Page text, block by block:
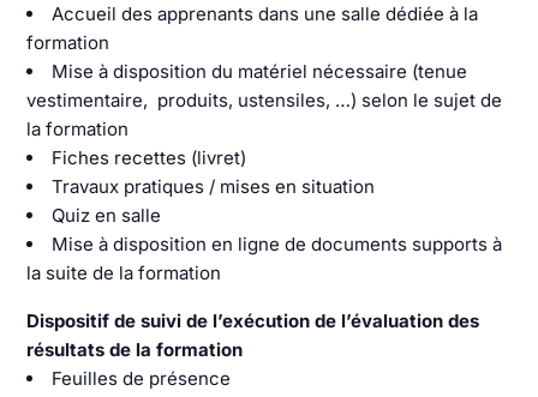
Accueil des apprenants dans une salle dédiée à la
formation
Mise à disposition du matériel nécessaire (tenue
vestimentaire, produits, ustensiles, …) selon le sujet de
la formation
Fiches recettes (livret)
Travaux pratiques / mises en situation
Quiz en salle
Mise à disposition en ligne de documents supports à
la suite de la formation
Dispositif de suivi de l’exécution de l’évaluation des
résultats de la formation
Feuilles de présence